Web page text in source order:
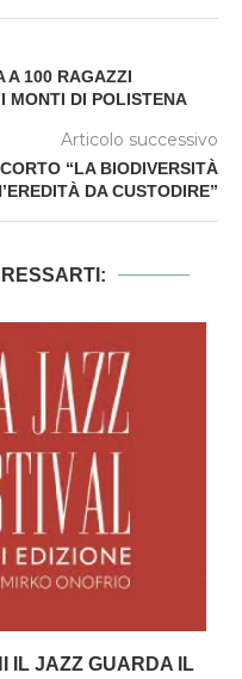
A 100 RAGAZZI
MONTI DI POLISTENA
Articolo successivo
“LA BIODIVERSITÀ
DA CUSTODIRE”
IL JAZZ GUARDA IL